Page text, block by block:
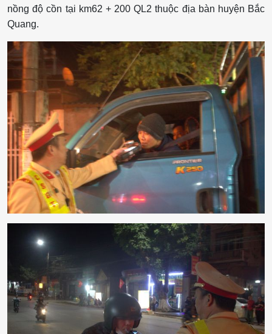
nồng độ cồn tại km62 + 200 QL2 thuộc địa bàn huyện Bắc
Quang.